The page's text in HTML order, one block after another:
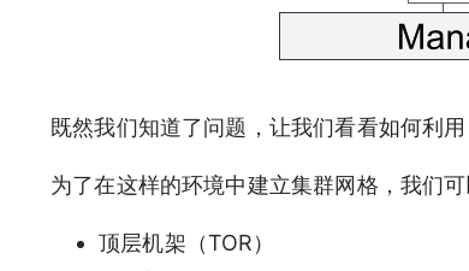
既然我们知道了问题，让我们看看如何利
为了在这样的环境中建立集群网格，我们可
顶层机架（TOR）